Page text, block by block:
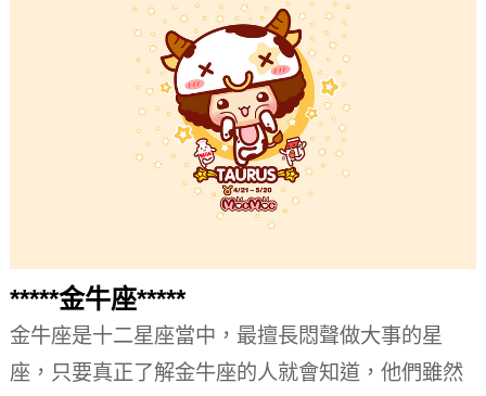
*****金牛座*****
金牛座是十二星座當中，最擅長悶聲做大事的星
座，只要真正了解金牛座的人就會知道，他們雖然